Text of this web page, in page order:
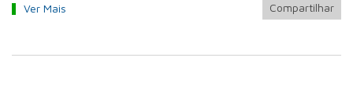
Ver Mais Compartilhar